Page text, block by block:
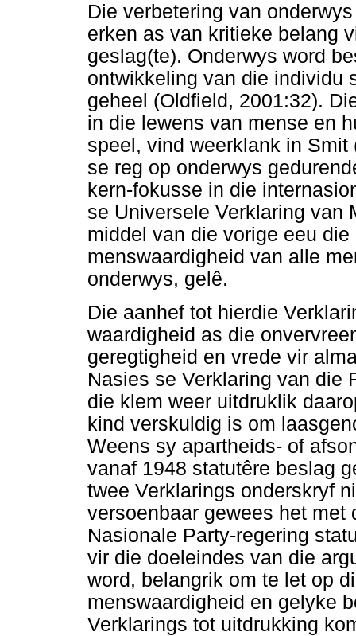
Die verbetering van
erken as van kritieke belang
geslag(te). Onderwys word
ontwikkeling van die individu
geheel (Oldfield, 2001:32).
in die lewens van mense en
speel, vind weerklank in
se reg op onderwys
kern-fokusse in die
se Universele Verklaring van
middel van die vorige eeu
menswaardigheid van alle
onderwys, gelê.
Die aanhef tot hierdie
waardigheid as die
geregtigheid en vrede vir
Nasies se Verklaring van die
die klem weer uitdruklik
kind verskuldig is om
Weens sy apartheids- of
vanaf 1948 statutêre beslag
twee Verklarings onderskryf
versoenbaar gewees het
Nasionale Party-regering
vir die doeleindes van die
word, belangrik om te let op
menswaardigheid en gelyke
Verklarings tot uitdrukking